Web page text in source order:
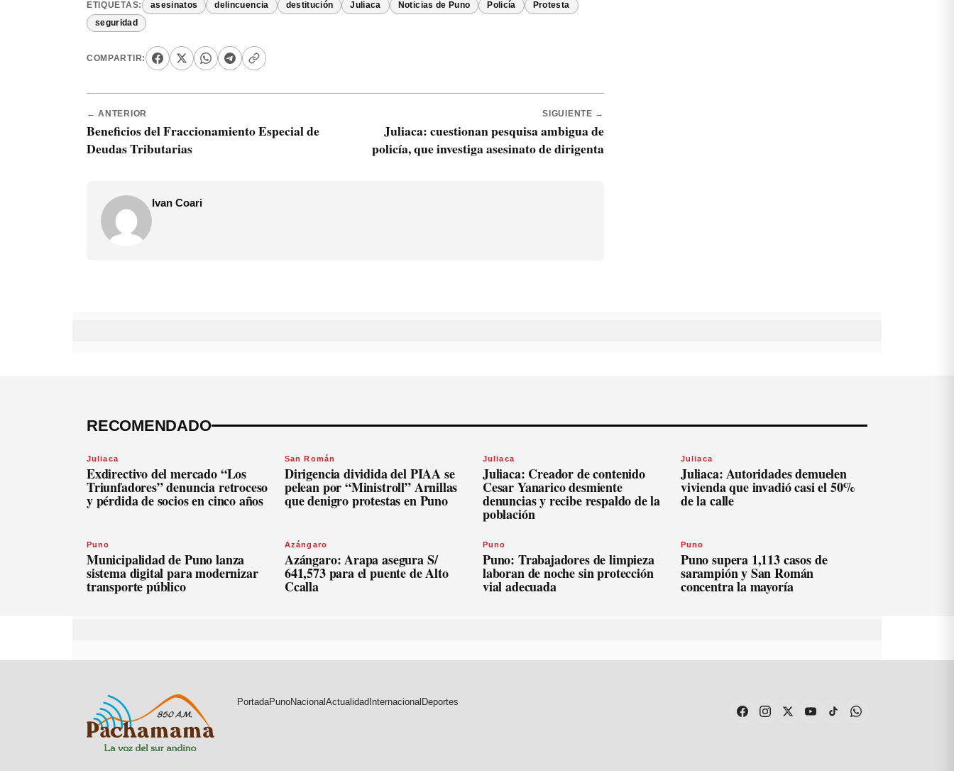
ETIQUETAS: asesinatos delincuencia destitución Juliaca Noticias de Puno Policía Protesta
seguridad
COMPARTIR:
← ANTERIOR
Beneficios del Fraccionamiento Especial de
Deudas Tributarias
SIGUIENTE →
Juliaca: cuestionan pesquisa ambigua de
policía, que investiga asesinato de dirigenta
Ivan Coari
RECOMENDADO
Juliaca
Exdirectivo del mercado “Los
Triunfadores” denuncia retroceso
y pérdida de socios en cinco años
San Román
Dirigencia dividida del PIAA se
pelean por “Ministroll” Arnillas
que denigro protestas en Puno
Juliaca
Juliaca: Creador de contenido
Cesar Yanarico desmiente
denuncias y recibe respaldo de la
población
Juliaca
Juliaca: Autoridades demuelen
vivienda que invadió casi el 50%
de la calle
Puno
Municipalidad de Puno lanza
sistema digital para modernizar
transporte público
Azángaro
Azángaro: Arapa asegura S/
641,573 para el puente de Alto
Ccalla
Puno
Puno: Trabajadores de limpieza
laboran de noche sin protección
vial adecuada
Puno
Puno supera 1,113 casos de
sarampión y San Román
concentra la mayoría
PortadaPunoNacionalActualidad Internacional Deportes